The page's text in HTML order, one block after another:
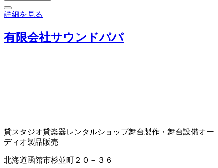
詳細を見る
有限会社サウンドパパ
貸スタジオ貸楽器レンタルショップ舞台製作・舞台設備オー
ディオ製品販売
北海道函館市杉並町２０－３６